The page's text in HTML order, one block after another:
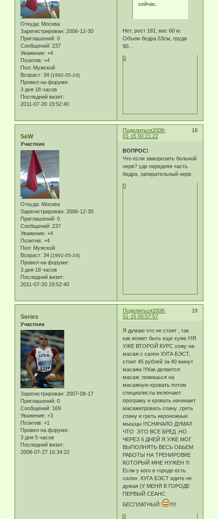
Откуда: Москва
Зарегистрирован: 2006-12-30
Приглашений: 0
Сообщений: 237
Уважение: +4
Позитив: +4
Пол: Мужской
Возраст: 34 [1992-05-24]
Провел на форуме:
3 дня 18 часов
Последний визит:
2011-07-20 19:52:40
сейчас.
Нет, рост 181, вес 60 кг.
Объем бедра 53см, груди
90...
0
Поделиться 18
2008-
01-15 00:21:22
SeW
Участник
Откуда: Москва
Зарегистрирован: 2006-12-30
Приглашений: 0
Сообщений: 237
Уважение: +4
Позитив: +4
Пол: Мужской
Возраст: 34 [1992-05-24]
Провел на форуме:
3 дня 18 часов
Последний визит:
2011-07-20 19:52:40
ВОПРОС!
Что если заморозить больной
нерв? уде передняя часть
бедра, запирательный нерв.
0
Поделиться 19
2008-
01-15 00:57:57
Series
Участник
Зарегистрирован: 2007-08-17
Приглашений: 0
Сообщений: 169
Уважение: +3
Позитив: +1
Провел на форуме:
3 дня 5 часов
Последний визит:
2008-07-27 16:34:22
Я думаю что не стоит , так
как может быть еще хуже !!!Я
УЖЕ ВТОРОЙ КУРС хожу на
масаж с салон ХУГА БЭСТ,
стоит 45 рублей за 40 минут
масажа !!!Как делается
масаж: ложишься на
масажную-кровать потом
специалисты включают
програму и кровать начинает
масажитровать спину ,греть
спину и греть икроножные
мышцы !!!СНАЧАЛО ДУМАЛ
ЧТО ЭТО ВСЕ БРЕД ,НО
ЧЕРЕЗ 5 ДНЕЙ Я УЖЕ МОГ
ВЫПОЛНЯТЬ ВЕСЬ ОБЬЕМ
РАБОТЫ НА ТРЕНИРОВКЕ
КОТОРЫЙ МНЕ НУЖЕН !!!
Если у кого в городе есть
салон ХУГА БЭСТ идите не
думая (У МЕНЯ В ГОРОДЕ
ПЕРВЫЙ СЕАНС
БЕСПЛАТНЫЙ
!!!!
0